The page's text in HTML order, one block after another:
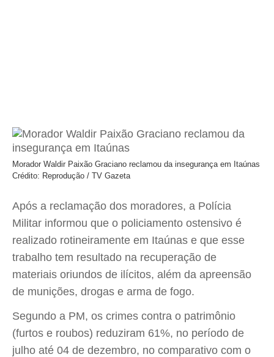
Morador Waldir Paixão Graciano reclamou da insegurança em Itaúnas
Crédito: Reprodução / TV Gazeta
Após a reclamação dos moradores, a Polícia
Militar informou que o policiamento ostensivo é
realizado rotineiramente em Itaúnas e que esse
trabalho tem resultado na recuperação de
materiais oriundos de ilícitos, além da apreensão
de munições, drogas e arma de fogo.
Segundo a PM, os crimes contra o patrimônio
(furtos e roubos) reduziram 61%, no período de
julho até 04 de dezembro, no comparativo com o